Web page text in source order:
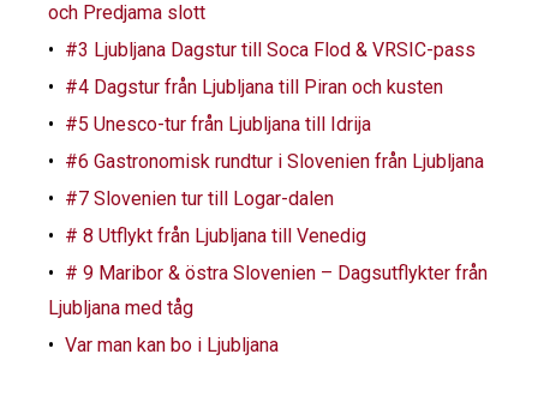
och Predjama slott
#3 Ljubljana Dagstur till Soca Flod & VRSIC-pass
#4 Dagstur från Ljubljana till Piran och kusten
#5 Unesco-tur från Ljubljana till Idrija
#6 Gastronomisk rundtur i Slovenien från Ljubljana
#7 Slovenien tur till Logar-dalen
# 8 Utflykt från Ljubljana till Venedig
# 9 Maribor & östra Slovenien – Dagsutflykter från
Ljubljana med tåg
Var man kan bo i Ljubljana